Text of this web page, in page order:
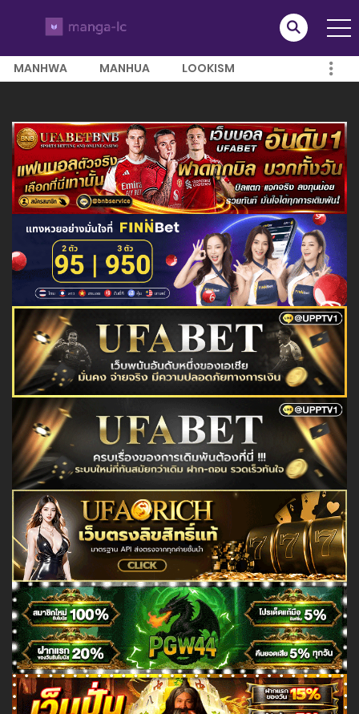
MANHWA MANHUA LOOKISM